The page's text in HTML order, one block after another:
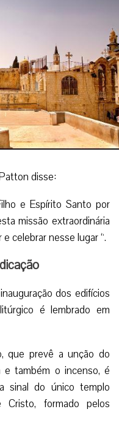
disse:
e Espírito Santo por
missão extraordinária
celebrar nesse lugar “.
dos edifícios
é lembrado em
que prevê a unção do
também o incenso, é
sinal do único templo
formado pelos